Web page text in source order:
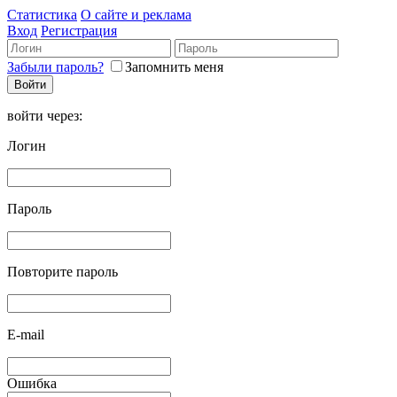
Статистика О сайте и реклама
Вход Регистрация
Забыли пароль? Запомнить меня
войти через:
Логин
Пароль
Повторите пароль
E-mail
Ошибка